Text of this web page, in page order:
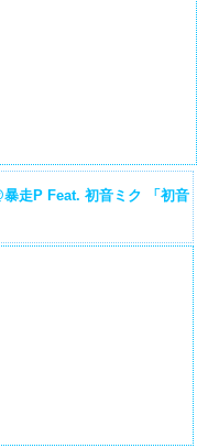
走P Feat. 初音ミク 「初音